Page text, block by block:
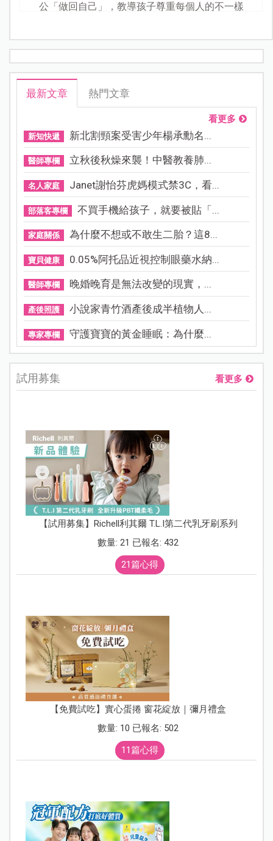
公「做回自己」，教導孩子尊重每個人的不一樣
最新文章 熱門文章
看更多
新知快遞 新北割頸案受害少年楊承勳名...
醫師專欄 立秋後秋燥來襲！中醫教養肺...
名人家庭 Janet謝怡芬虎媽模式禁3C，看...
部落客專欄 不買手機給孩子，就要被貼「...
家庭關係 為什麼不想或不敢生二胎？這8...
寶貝健康 0.05%阿托品近視控制眼藥水納...
醫師專欄 晚婚晚育是無法改變的現實，...
產後照護 小說家青竹酒產後成半植物人...
專家專欄 守護寶寶的黃金睡眠：為什麼...
試用募集 看更多
【試用募集】Richell利其爾 T.L.I第二代乳牙刷系列
數量: 21 已報名: 432
21篇心得
【免費試吃】實心蛋捲 窗花綻放｜彌月禮盒
數量: 10 已報名: 502
11篇心得